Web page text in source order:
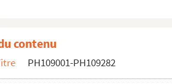
contenu
PH109001-PH109282